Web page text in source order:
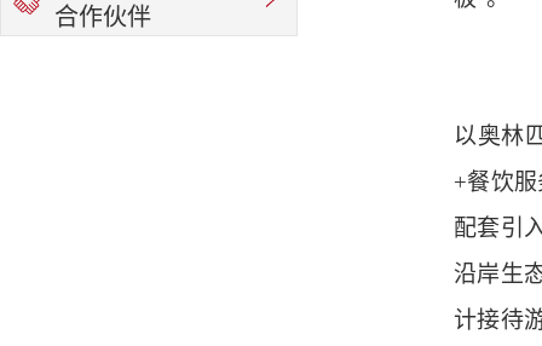
合作伙伴
以奥林
+餐饮
配套引
沿岸生
计接待